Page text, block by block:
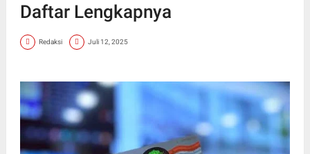
Daftar Lengkapnya
Redaksi Juli 12, 2025